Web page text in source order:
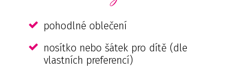
pohodlné oblečení
nosítko nebo šátek pro dítě (dle
vlastních preferencí)